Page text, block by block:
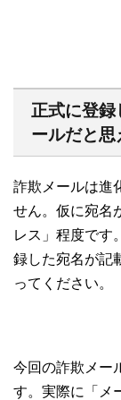
正式に登録
ールだと思
詐欺メールは進
せん。仮に宛名
レス」程度です
録した宛名が記
ってください。
今回の詐欺メー
す。実際に「メ